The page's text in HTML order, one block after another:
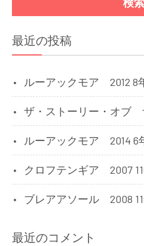
最近の投稿
ルーアックモア 2012 8
ザ・ストーリー・オブ
ルーアックモア 2014 6
クロフテンギア 2007
ブレアアソール 2008
最近のコメント